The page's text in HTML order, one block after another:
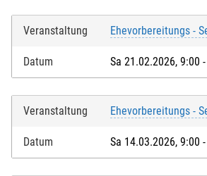
Ich akzeptiere die
vollendet habe.*
Bei Feldern mit * handelt es sich um
Veranstaltung Ehevorbereitungs -
Datum Sa 21.02.2026, 9:00
Veranstaltung Ehevorbereitungs -
Datum Sa 14.03.2026, 9:00